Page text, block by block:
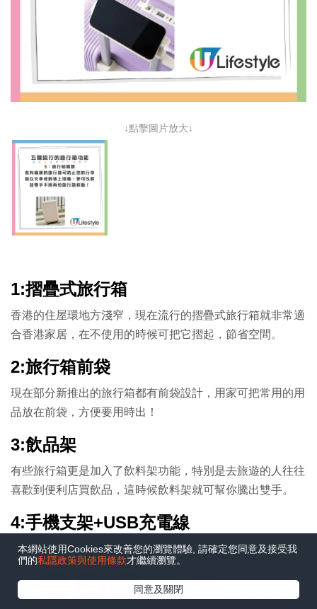
本網站使用Cookies來改善您的瀏覽體驗, 請確定您同意及接受我
們的私隱政策與使用條款才繼續瀏覽。
同意及關閉
↓點擊圖片放大↓
1:摺疊式旅行箱
香港的住屋環地方淺窄，現在流行的摺疊式旅行箱就非常適
合香港家居，在不使用的時候可把它摺起，節省空間。
2:旅行箱前袋
現在部分新推出的旅行箱都有前袋設計，用家可把常用的用
品放在前袋，方便要用時出！
3:飲品架
有些旅行箱更是加入了飲料架功能，特別是去旅遊的人往往
喜歡到便利店買飲品，這時候飲料架就可幫你騰出雙手。
4:手機支架+USB充電線
部分新型的行孪箱內置了電耭移動電池和電話支架，方便用
家在等車或旅行時可輕鬆地看影片或地圖，更可為手機充
電。